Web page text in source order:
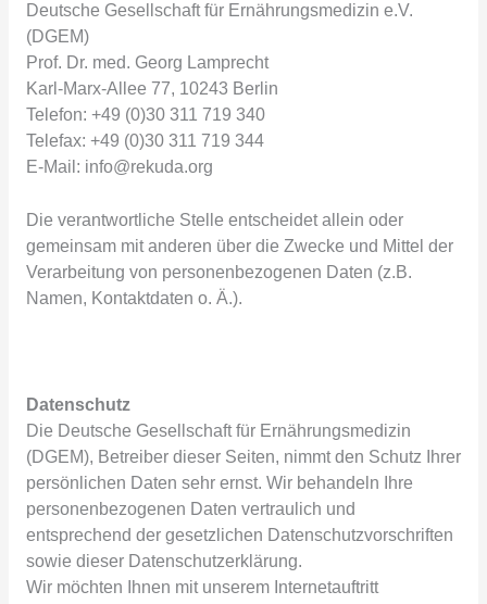
Deutsche Gesellschaft für Ernährungsmedizin e.V.
(DGEM)
Prof. Dr. med. Georg Lamprecht
Karl-Marx-Allee 77, 10243 Berlin
Telefon: +49 (0)30 311 719 340
Telefax: +49 (0)30 311 719 344
E-Mail: info@rekuda.org
Die verantwortliche Stelle entscheidet allein oder
gemeinsam mit anderen über die Zwecke und Mittel der
Verarbeitung von personenbezogenen Daten (z.B.
Namen, Kontaktdaten o. Ä.).
Datenschutz
Die Deutsche Gesellschaft für Ernährungsmedizin
(DGEM), Betreiber dieser Seiten, nimmt den Schutz Ihrer
persönlichen Daten sehr ernst. Wir behandeln Ihre
personenbezogenen Daten vertraulich und
entsprechend der gesetzlichen Datenschutzvorschriften
sowie dieser Datenschutzerklärung.
Wir möchten Ihnen mit unserem Internetauftritt